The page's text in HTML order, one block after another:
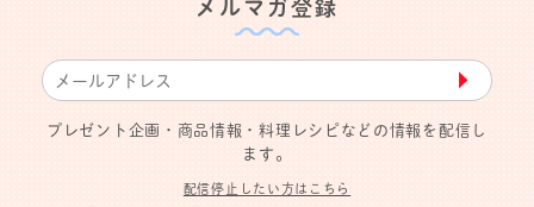
メルマガ登録
▶︎
プレゼント企画・商品情報・料理レシピなどの情報を配信し
ます。
配信停止したい方はこちら